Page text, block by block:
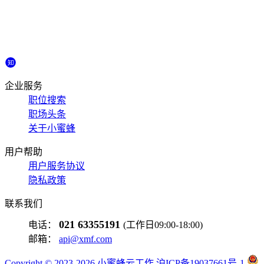
企业服务
职位搜索
职场头条
关于小蜜蜂
用户帮助
用户服务协议
隐私政策
联系我们
电话： 021 63355191 (工作日09:00-18:00)
邮箱： api@xmf.com